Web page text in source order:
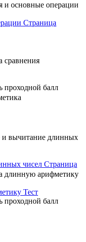
и основные операции
Страница
сравнения
проходной балл
и вычитание длинных
чисел Страница
длинную арифметику
Тест
проходной балл